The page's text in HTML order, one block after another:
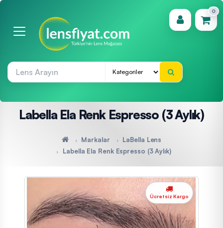
0
(0)
Labella Ela Renk Espresso (3 Aylık)
Markalar
LaBella Lens
Labella Ela Renk Espresso (3 Aylık)
Ücretsiz Kargo